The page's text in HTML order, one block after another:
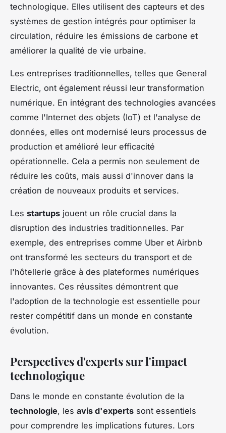
technologique. Elles utilisent des capteurs et des
systèmes de gestion intégrés pour optimiser la
circulation, réduire les émissions de carbone et
améliorer la qualité de vie urbaine.
Les entreprises traditionnelles, telles que General
Electric, ont également réussi leur transformation
numérique. En intégrant des technologies avancées
comme l'Internet des objets (IoT) et l'analyse de
données, elles ont modernisé leurs processus de
production et amélioré leur efficacité
opérationnelle. Cela a permis non seulement de
réduire les coûts, mais aussi d'innover dans la
création de nouveaux produits et services.
Les startups jouent un rôle crucial dans la
disruption des industries traditionnelles. Par
exemple, des entreprises comme Uber et Airbnb
ont transformé les secteurs du transport et de
l'hôtellerie grâce à des plateformes numériques
innovantes. Ces réussites démontrent que
l'adoption de la technologie est essentielle pour
rester compétitif dans un monde en constante
évolution.
Perspectives d'experts sur l'impact
technologique
Dans le monde en constante évolution de la
technologie, les avis d'experts sont essentiels
pour comprendre les implications futures. Lors